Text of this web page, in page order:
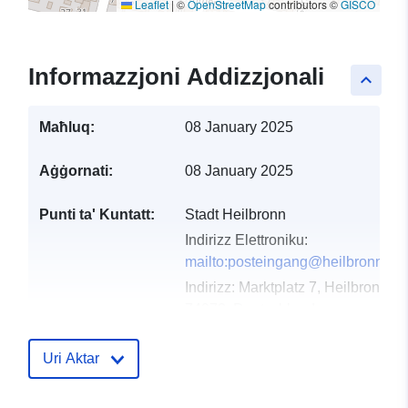
Leaflet | ©OpenStreetMapcontributors ©GISCO
keyboard_arrow_up
Informazzjoni Addizzjonali
Maħluq: 08 January 2025
Aġġornati: 08 January 2025
Punti ta' Kuntatt:
Stadt Heilbronn
Indirizz Elettroniku:
mailto:posteingang@heilbronn.de
Indirizz: Marktplatz 7, Heilbronn,
Reġistru tal-
Uri Aktar